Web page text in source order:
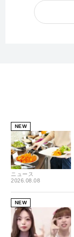
NEW
ニュース
2026.08.08
NEW